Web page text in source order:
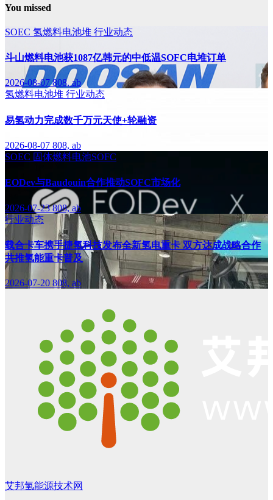
You missed
SOEC 氢燃料电池堆 行业动态
斗山燃料电池获1087亿韩元的中低温SOFC电堆订单
2026-08-07808, ab
氢燃料电池堆 行业动态
易氢动力完成数千万元天使+轮融资
2026-08-07 808, ab
SOEC 固体燃料电池SOFC
EODev与Baudouin合作推动SOFC市场化
2026-07-23808, ab
行业动态
载合卡车携手捷氢科技发布全新氢电重卡 双方达成战略合作
共推氢能重卡普及
2026-07-20 808, ab
艾邦氢能源技术网